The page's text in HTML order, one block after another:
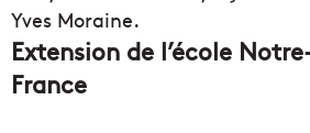
Yves Moraine.
Extension de l’école
France